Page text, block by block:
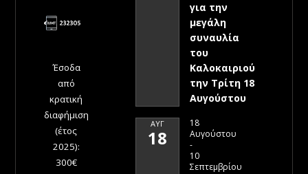
Έσοδα
από
κρατική
διαφήμιση
(έτος
2025):
300€
για την
μεγάλη
συναυλία
του
Καλοκαιριού
την Τρίτη 18
Αυγούστου
ΑΥΓ
18
18
Αυγούστου
-
10
Σεπτεμβρίου